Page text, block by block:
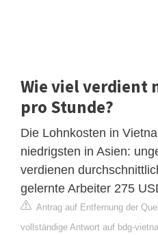
Wie viel verdient
pro Stunde?
Die Lohnkosten in
niedrigsten in Asien:
verdienen
gelernte Arbeiter 275
Antrag auf Entfernung der
vollständige Antwort auf bdg-